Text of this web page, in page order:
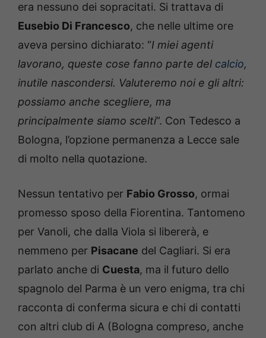
era nessuno dei sopracitati. Si trattava di
Eusebio Di Francesco, che nelle ultime ore
aveva persino dichiarato: “I miei agenti
lavorano, queste cose fanno parte del calcio,
inutile nascondersi. Valuteremo noi e gli altri:
possiamo anche scegliere, ma
principalmente siamo scelti”. Con Tedesco a
Bologna, l’opzione permanenza a Lecce sale
di molto nella quotazione.
Nessun tentativo per Fabio Grosso, ormai
promesso sposo della Fiorentina. Tantomeno
per Vanoli, che dalla Viola si libererà, e
nemmeno per Pisacane del Cagliari. Si era
parlato anche di Cuesta, ma il futuro dello
spagnolo del Parma è un vero enigma, tra chi
racconta di conferma sicura e chi di contatti
con altri club di A (Bologna compreso, anche